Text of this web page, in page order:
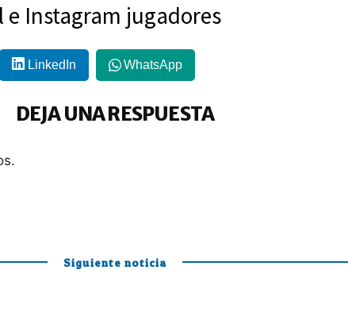
e Instagram jugadores
LinkedIn WhatsApp
DEJA UNA RESPUESTA
Siguiente noticia